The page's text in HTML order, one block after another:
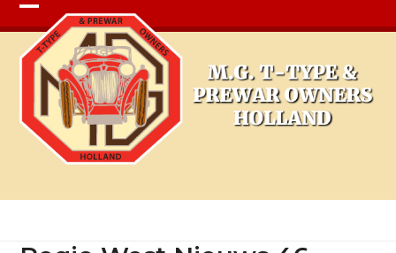
Open
mobile
menu
Close
mobile
menu